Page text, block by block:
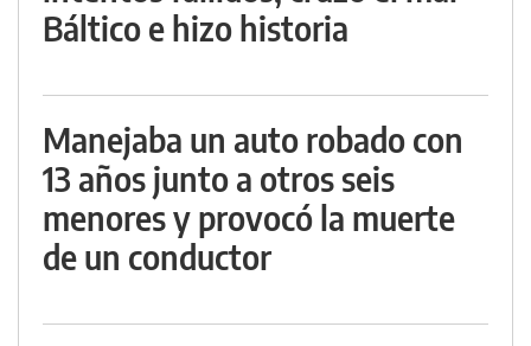
Báltico e hizo historia
Manejaba un auto robado con
13 años junto a otros seis
menores y provocó la muerte
de un conductor